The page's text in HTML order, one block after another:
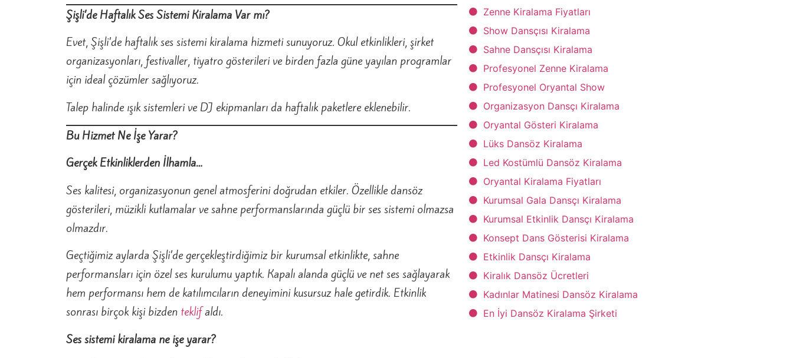
Şişli’de Haftalık Ses Sistemi Kiralama Var mı?
Evet, Şişli’de haftalık ses sistemi kiralama hizmeti sunuyoruz. Okul etkinlikleri, şirket
organizasyonları, festivaller, tiyatro gösterileri ve birden fazla güne yayılan programlar
için ideal çözümler sağlıyoruz.
Talep halinde ışık sistemleri ve DJ ekipmanları da haftalık paketlere eklenebilir.
Bu Hizmet Ne İşe Yarar?
Gerçek Etkinliklerden İlhamla…
Ses kalitesi, organizasyonun genel atmosferini doğrudan etkiler. Özellikle dansöz
gösterileri, müzikli kutlamalar ve sahne performanslarında güçlü bir ses sistemi olmazsa
olmazdır.
Geçtiğimiz aylarda Şişli’de gerçekleştirdiğimiz bir kurumsal etkinlikte, sahne
performansları için özel ses kurulumu yaptık. Kapalı alanda güçlü ve net ses sağlayarak
hem performansı hem de katılımcıların deneyimini kusursuz hale getirdik. Etkinlik
sonrası birçok kişi bizden teklifaldı.
Ses sistemi kiralama ne işe yarar?
Zenne Kiralama Fiyatları
Show Dansçısı Kiralama
Sahne Dansçısı Kiralama
Profesyonel Zenne Kiralama
Profesyonel Oryantal Show
Organizasyon Dansçı Kiralama
Oryantal Gösteri Kiralama
Lüks Dansöz Kiralama
Led Kostümlü Dansöz Kiralama
Oryantal Kiralama Fiyatları
Kurumsal Gala Dansçı Kiralama
Kurumsal Etkinlik Dansçı Kiralama
Konsept Dans Gösterisi Kiralama
Etkinlik Dansçı Kiralama
Kiralık Dansöz Ücretleri
Kadınlar Matinesi Dansöz Kiralama
En İyi Dansöz Kiralama Şirketi